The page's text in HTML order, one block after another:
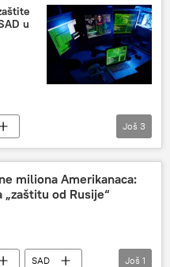
u
SAD
Još 3
miliona Amerikanaca:
od Rusije“
SAD
Još 1